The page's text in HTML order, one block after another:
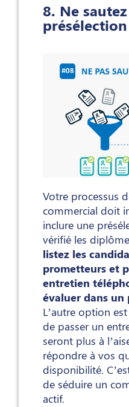
8. Ne
présélection
Votre processus
commercial doit
inclure une
vérifié les
listez les
prometteurs et
entretien
évaluer dans un
L’autre option
de passer un
seront plus à
répondre à vos
disponibilité.
de séduire un
actif.